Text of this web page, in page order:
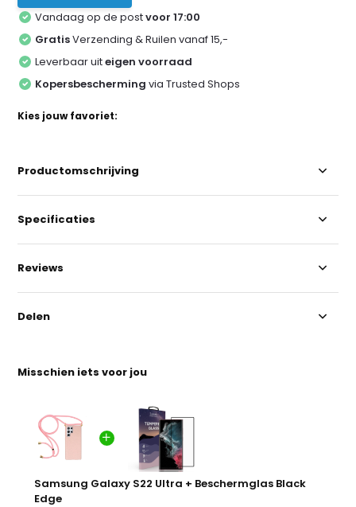
Vandaag op de postvoor 17:00
GratisVerzending & Ruilen vanaf 15,-
Leverbaar uiteigen voorraad
Kopersbescherming via Trusted Shops
Kies jouw favoriet:
Misschien iets voor jou
Samsung Galaxy S22 Ultra + Beschermglas Black
Edge
Productomschrijving
Specificaties
Reviews
Delen